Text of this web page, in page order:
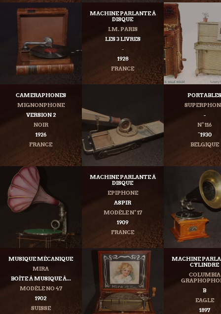
MACHINE PARLANTE À
DISQUE
I.M. PARIS
LES 3 LIVRES
-
1928
FRANCE
CAMERAPHONES
MIGNONPHONE
VERSION 2
NOIR
1926
FRANCE
-
N° 116
˜1930
BELGIQUE
MACHINE PARLANTE À
DISQUE
EPIPHONE
ASPIR
MODÈLE N° 17
1909
FRANCE
MUSIQUE MÉCANIQUE
MIRA
BOÎTE À MUSIQUE À...
MODÈLE NO 47
1902
SUISSE
MACHINE
CYLINDRE
COLUMBIA
B
EAGLE
1897